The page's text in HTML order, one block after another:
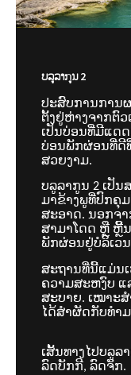
ບລູລາກູນ 2
ປະສົບການການ
ຕັ້ງຢູ່ຫ່າງຈາກຕົວ
ເປັນບ່ອນທີ່ມີແດດ
ບ່ອນພັກຜ່ອນທີ່ດີ
ສວຍງາມ.
ບລູລາກູນ 2 ເປັ
ມາຂ້າງພູທີ່ປົກຄຸ
ສະອາດ. ນອກຈ
ສາມາໂດດ ຫຼື ຫຼິີ້
ພັກຜ່ອນຢູ່ບໍລິເວ
ສະຖານທີ່ນີ້ແມ່ນ
ຄວາມສະຫງົບ
ສະບາຍ. ເໝາະ
ໄດ້ສຳຜັດກັບທຳ
ເສັ້ນທາງໄປບລູລ
ລົດບັກກີ, ລົດຈັກ.